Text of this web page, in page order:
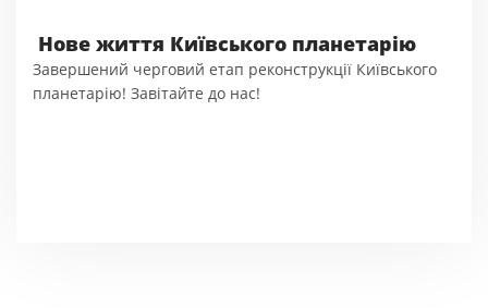
Нове життя Київського планетарію
Завершений черговий етап реконструкції Київського
планетарію! Завітайте до нас!